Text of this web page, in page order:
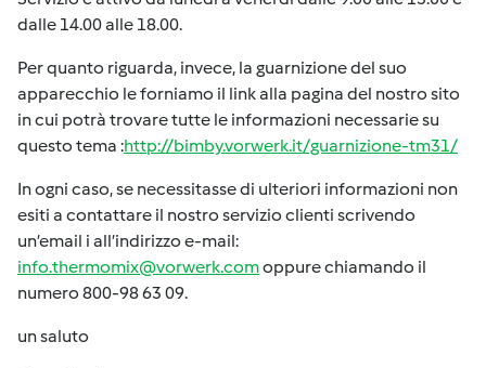
dalle 14.00 alle 18.00.
Per quanto riguarda, invece, la guarnizione del suo
apparecchio le forniamo il link alla pagina del nostro sito
in cui potrà trovare tutte le informazioni necessarie su
questo tema :http://bimby.vorwerk.it/guarnizione-tm31/
In ogni caso, se necessitasse di ulteriori informazioni non
esiti a contattare il nostro servizio clienti scrivendo
un’email i all’indirizzo e-mail:
info.thermomix@vorwerk.comoppure chiamando il
numero 800-98 63 09.
un saluto